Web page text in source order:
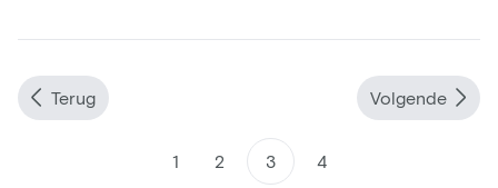
Terug Volgende
1 2 3 4